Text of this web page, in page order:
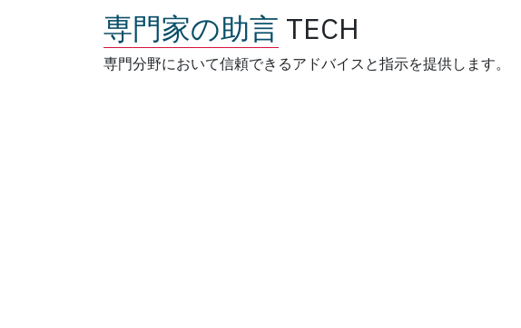
専門家の助言 TECH
専門分野において信頼できるアドバイスと指示を提供します。